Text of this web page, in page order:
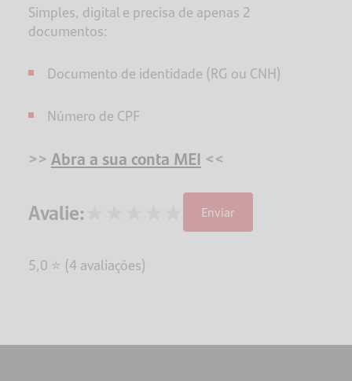
Simples, digital e precisa de apenas 2
documentos:
Documento de identidade (RG ou CNH)
Número de CPF
>> Abra a sua conta MEI <<
Avalie: Enviar
5,0 ⭐ (4 avaliações)